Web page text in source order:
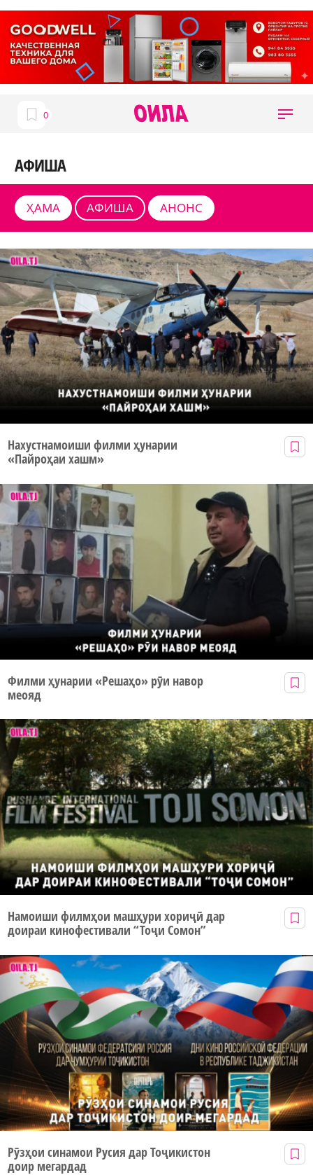
АФИША
ҲАМА АФИША АНОНС
Нахустнамоиши филми ҳунарии
«Пайроҳаи хашм»
Филми ҳунарии «Решаҳо» рӯи навор
меояд
Намоиши филмҳои машҳури хориҷӣ дар
доираи кинофестивали “Тоҷи Сомон”
Рӯзҳои синамои Русия дар Тоҷикистон
доир мегардад